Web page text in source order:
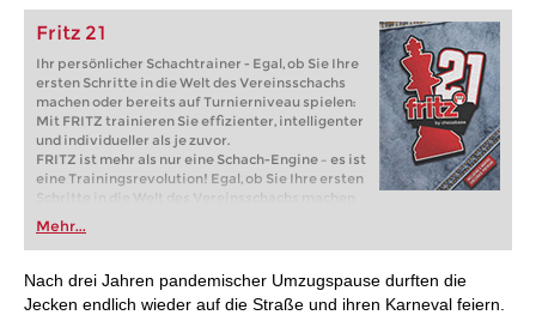
Fritz 21
Ihr persönlicher Schachtrainer - Egal, ob Sie Ihre
ersten Schritte in die Welt des Vereinsschachs
machen oder bereits auf Turnierniveau spielen:
Mit FRITZ trainieren Sie effizienter, intelligenter
und individueller als je zuvor.
FRITZ ist mehr als nur eine Schach-Engine – es ist
eine Trainingsrevolution! Egal, ob Sie Ihre ersten
Schritte in die Welt des Vereinsschachs machen
oder bereits auf Turnierniveau spielen: Mit
FRITZ trainieren Sie effizienter, intelligenter und
individueller als je zuvor.
Mehr...
Nach drei Jahren pandemischer Umzugspause durften die
Jecken endlich wieder auf die Straße und ihren Karneval feiern.